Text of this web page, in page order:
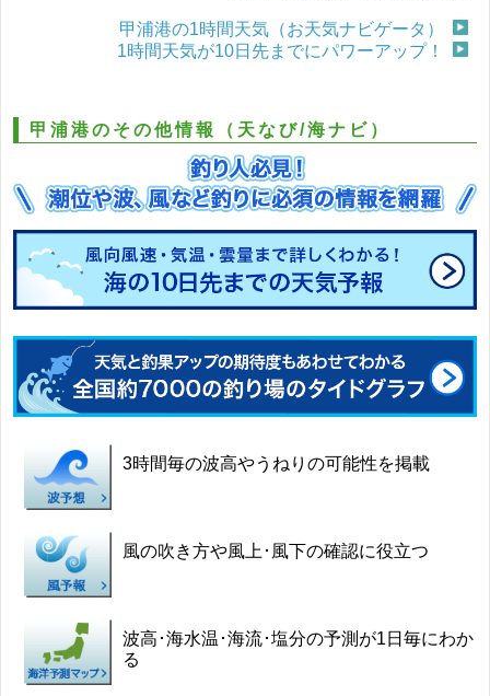
甲浦港の1時間天気（お天気ナビゲータ）
1時間天気が10日先までにパワーアップ！
甲浦港のその他情報（天なび/海ナビ）
3時間毎の波高やうねりの可能性を掲載
風の吹き方や風上･風下の確認に役立つ
波高･海水温･海流･塩分の予測が1日毎にわか
る